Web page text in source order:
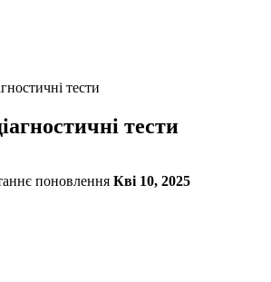
тести
тести
поновлення Кві 10, 2025